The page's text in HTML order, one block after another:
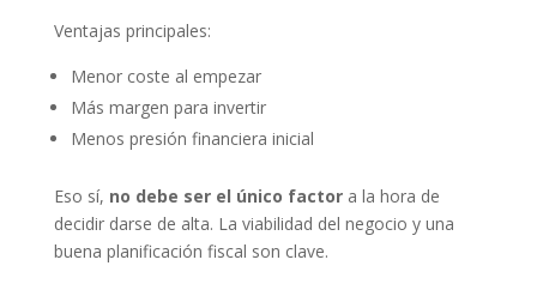
Ventajas principales:
Menor coste al empezar
Más margen para invertir
Menos presión financiera inicial
Eso sí, no debe ser el único factora la hora de
decidir darse de alta. La viabilidad del negocio y una
buena planificación fiscal son clave.